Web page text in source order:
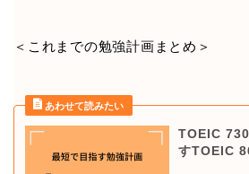
＜これまでの勉強計画まとめ＞
TOEIC
すTOEIC